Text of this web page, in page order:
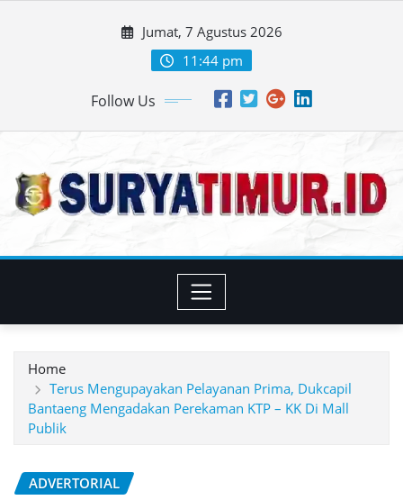
Jumat, 7 Agustus 2026
11:44 pm
Follow Us
Home
Terus Mengupayakan Pelayanan Prima, Dukcapil
Bantaeng Mengadakan Perekaman KTP – KK Di Mall
Publik
ADVERTORIAL